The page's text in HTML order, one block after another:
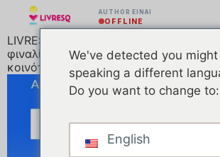
AUTHOR ΕΊΝΑΙ
OFFLINE
LIVRESQ - διαδραστική πλατφόρμα
φιναλίστ στο ANIS 2025 Gala: μια νίκη
κοινότητα των εκπαιδευτικών και
We've detected you
speaking a different
Do you want to change to:
English